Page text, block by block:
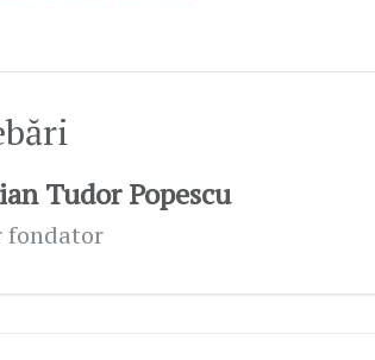
Tudor Popescu
fondator